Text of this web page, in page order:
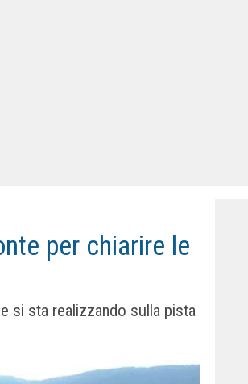
per chiarire le
si sta realizzando sulla pista